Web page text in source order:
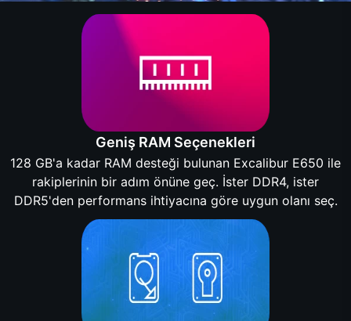
Geniş RAM Seçenekleri
128 GB'a kadar RAM desteği bulunan Excalibur E650 ile
rakiplerinin bir adım önüne geç. İster DDR4, ister
DDR5'den performans ihtiyacına göre uygun olanı seç.